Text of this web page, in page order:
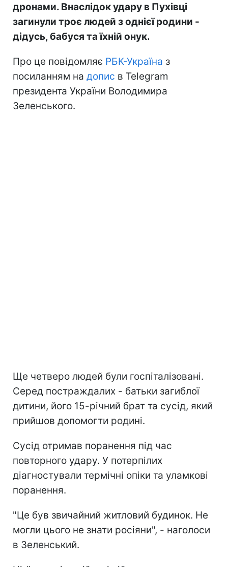
дронами. Внаслідок удару в Пухівці
загинули троє людей з однієї родини -
дідусь, бабуся та їхній онук.
Про це повідомляє РБК-Україна з
посиланням на допис в Telegram
президента України Володимира
Зеленського.
Ще четверо людей були госпіталізовані.
Серед постраждалих - батьки загиблої
дитини, його 15-річний брат та сусід, який
прийшов допомогти родині.
Сусід отримав поранення під час
повторного удару. У потерпілих
діагностували термічні опіки та уламкові
поранення.
"Це був звичайний житловий будинок. Не
могли цього не знати росіяни", - наголоси
в Зеленський.